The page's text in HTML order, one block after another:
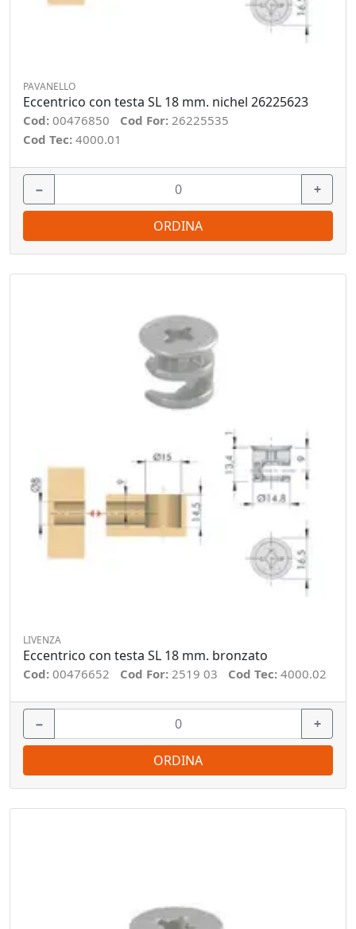
PAVANELLO
Eccentrico con testa SL 18 mm. nichel 26225623
Cod: 00476850 Cod For: 26225535
Cod Tec: 4000.01
− +
ORDINA
LIVENZA
Eccentrico con testa SL 18 mm. bronzato
Cod: 00476652 Cod For: 2519 03 Cod Tec: 4000.02
− +
ORDINA